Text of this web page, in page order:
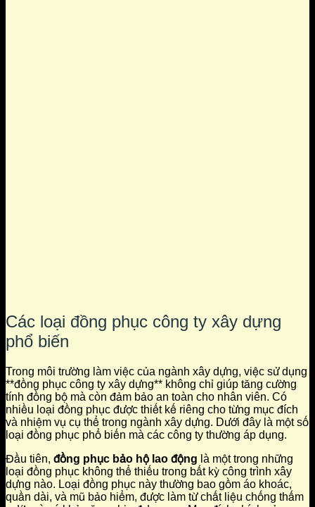
Các loại đồng phục công ty xây dựng
phổ biến
Trong môi trường làm việc của ngành xây dựng, việc sử dụng
**đồng phục công ty xây dựng** không chỉ giúp tăng cường
tính đồng bộ mà còn đảm bảo an toàn cho nhân viên. Có
nhiều loại đồng phục được thiết kế riêng cho từng mục đích
và nhiệm vụ cụ thể trong ngành xây dựng. Dưới đây là một số
loại đồng phục phổ biến mà các công ty thường áp dụng.
Đầu tiên, đồng phục bảo hộ lao động là một trong những
loại đồng phục không thể thiếu trong bất kỳ công trình xây
dựng nào. Loại đồng phục này thường bao gồm áo khoác,
quần dài, và mũ bảo hiểm, được làm từ chất liệu chống thấm